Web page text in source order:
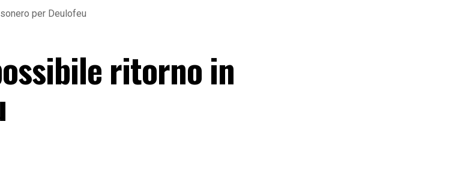
per Deulofeu
ritorno in